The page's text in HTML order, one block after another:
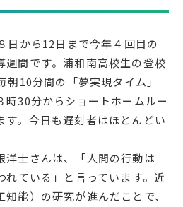
図書室より
在校生の皆さんへ
各種証明書発行
日から12日まで今年４回目の
週間です。浦和南高校生の登校
10分間の「夢実現タイム」
時30分からショートホームルー
す。今日も遅刻者はほとんどい
洋士さんは、「人間の行動は
ている」と言っています。近
能）の研究が進んだことで、